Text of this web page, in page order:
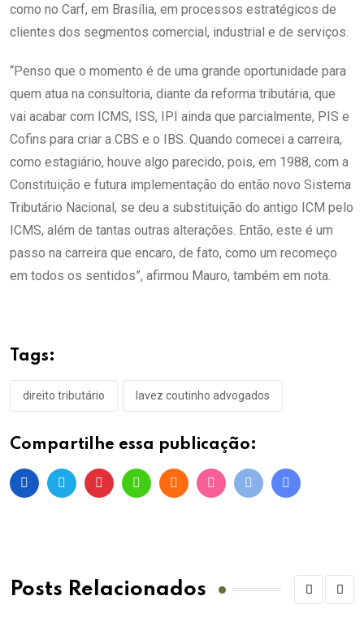
como no Carf, em Brasília, em processos estratégicos de
clientes dos segmentos comercial, industrial e de serviços.
“Penso que o momento é de uma grande oportunidade para
quem atua na consultoria, diante da reforma tributária, que
vai acabar com ICMS, ISS, IPI ainda que parcialmente, PIS e
Cofins para criar a CBS e o IBS. Quando comecei a carreira,
como estagiário, houve algo parecido, pois, em 1988, com a
Constituição e futura implementação do então novo Sistema
Tributário Nacional, se deu a substituição do antigo ICM pelo
ICMS, além de tantas outras alterações. Então, este é um
passo na carreira que encaro, de fato, como um recomeço
em todos os sentidos”, afirmou Mauro, também em nota.
Tags:
direito tributário lavez coutinho advogados
Compartilhe essa publicação:
Posts Relacionados